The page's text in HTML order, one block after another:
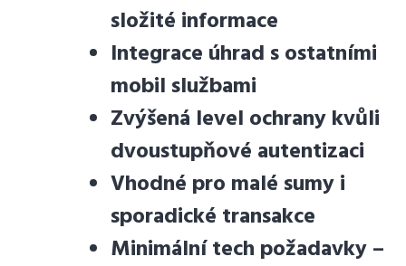
složité informace
Integrace úhrad s ostatními
mobil službami
Zvýšená level ochrany kvůli
dvoustupňové autentizaci
Vhodné pro malé sumy i
sporadické transakce
Minimální tech požadavky –